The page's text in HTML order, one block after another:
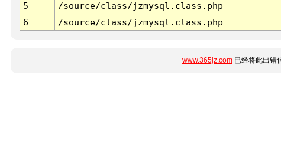
5
/source/class/jzmysql.class.php
6
/source/class/jzmysql.class.php
www.365jz.com已经将此出错